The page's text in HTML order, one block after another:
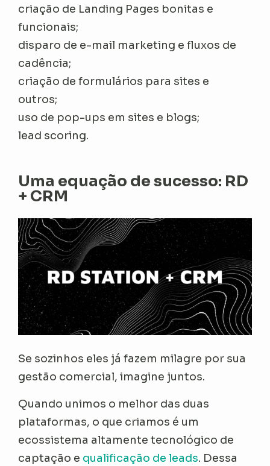
criação de Landing Pages bonitas e
funcionais;
disparo de e-mail marketing e fluxos de
cadência;
criação de formulários para sites e
outros;
uso de pop-ups em sites e blogs;
lead scoring.
Uma equação de sucesso: RD
+ CRM
Se sozinhos eles já fazem milagre por sua
gestão comercial, imagine juntos.
Quando unimos o melhor das duas
plataformas, o que criamos é um
ecossistema altamente tecnológico de
captação e qualificação de leads. Dessa